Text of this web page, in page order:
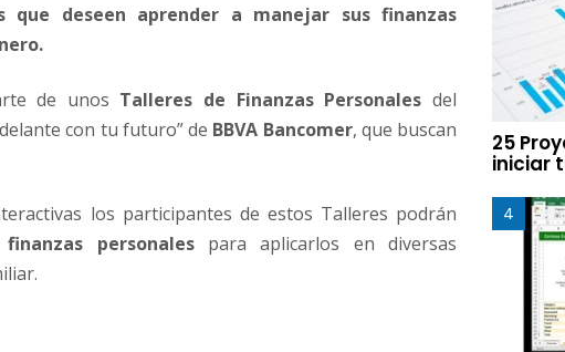
que deseen aprender a manejar sus finanzas
de unos Talleres de Finanzas Personales del
con tu futuro” de BBVA Bancomer, que buscan
los participantes de estos Talleres podrán
finanzas personalespara aplicarlos en diversas
25
iniciar